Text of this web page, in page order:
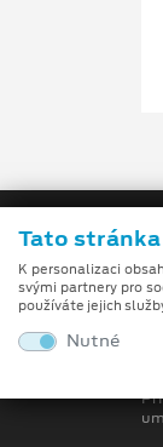
Tato
K personalizaci
svými partnery pro
používáte jejich
Nutné